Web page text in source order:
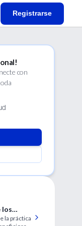
Registrarse
con
los
C
la práctica